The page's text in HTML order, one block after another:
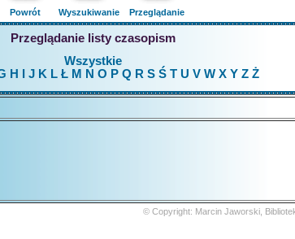
Powrót Wyszukiwanie Przeglądanie
Przeglądanie listy czasopism
Wszystkie
H J K L Ł M N O P Q R S Ś T U V W X Y Z Ż
© Copyright: Marcin Jaworski,